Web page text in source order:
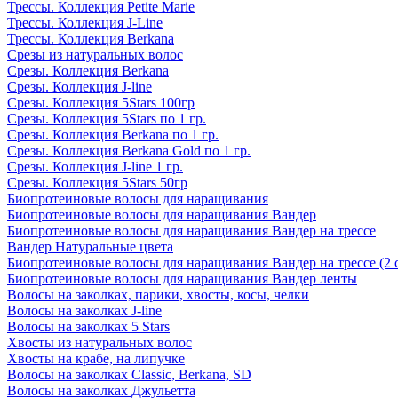
Трессы. Коллекция Petite Marie
Трессы. Коллекция J-Line
Трессы. Коллекция Berkana
Срезы из натуральных волос
Срезы. Коллекция Berkana
Срезы. Коллекция J-line
Срезы. Коллекция 5Stars 100гр
Срезы. Коллекция 5Stars по 1 гр.
Срезы. Коллекция Berkana по 1 гр.
Срезы. Коллекция Berkana Gold по 1 гр.
Срезы. Коллекция J-line 1 гр.
Срезы. Коллекция 5Stars 50гр
Биопротеиновые волосы для наращивания
Биопротеиновые волосы для наращивания Вандер
Биопротеиновые волосы для наращивания Вандер на трессе
Вандер Натуральные цвета
Биопротеиновые волосы для наращивания Вандер на трессе (2
Биопротеиновые волосы для наращивания Вандер ленты
Волосы на заколках, парики, хвосты, косы, челки
Волосы на заколках J-line
Волосы на заколках 5 Stars
Хвосты из натуральных волос
Хвосты на крабе, на липучке
Волосы на заколках Classic, Berkana, SD
Волосы на заколках Джульетта